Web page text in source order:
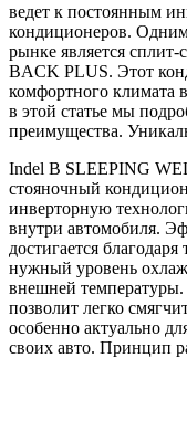
ведет к постоянным
кондиционеров.
рынке является
BACK PLUS. Этот
комфортного климата
в этой статье мы
преимущества.
Indel B SLEEPING
стояночный
инверторную
внутри автомобиля.
достигается
нужный уровень
внешней температуры.
позволит легко
особенно актуально
своих авто. Принцип